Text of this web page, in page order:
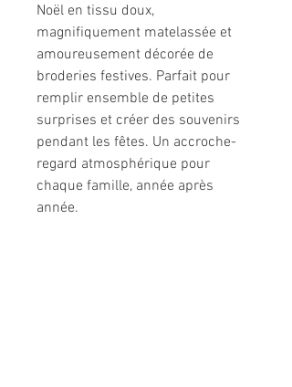
Noël en tissu doux,
magnifiquement matelassée et
amoureusement décorée de
broderies festives. Parfait pour
remplir ensemble de petites
surprises et créer des souvenirs
pendant les fêtes. Un accroche-
regard atmosphérique pour
chaque famille, année après
année.